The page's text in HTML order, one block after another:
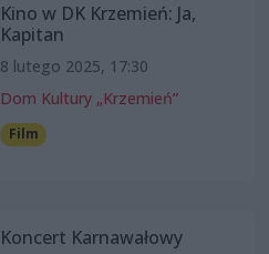
Kino w DK Krzemień: Ja,
Kapitan
8 lutego 2025, 17:30
Dom Kultury „Krzemień”
Film
Koncert Karnawałowy